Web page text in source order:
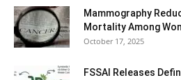
Mammography
Mortality Among
October 17, 2025
FSSAI Releases